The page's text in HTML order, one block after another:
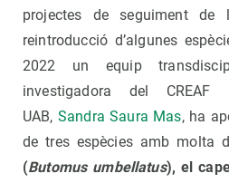
projectes de seguiment
reintroducció d’algunes
2022 un equip
investigadora del
UAB, Sandra Saura Mas, ha
de tres espècies amb molta
(Butomus umbellatus), el